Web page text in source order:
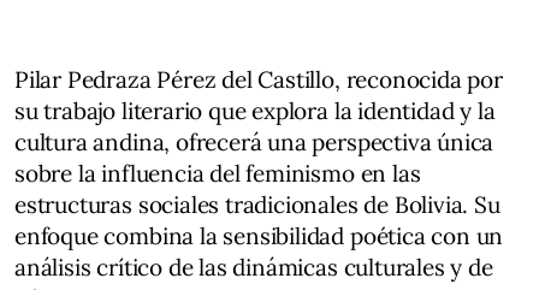
Pilar Pedraza Pérez del Castillo, reconocida por
su trabajo literario que explora la identidad y la
cultura andina, ofrecerá una perspectiva única
sobre la influencia del feminismo en las
estructuras sociales tradicionales de Bolivia. Su
enfoque combina la sensibilidad poética con un
análisis crítico de las dinámicas culturales y de